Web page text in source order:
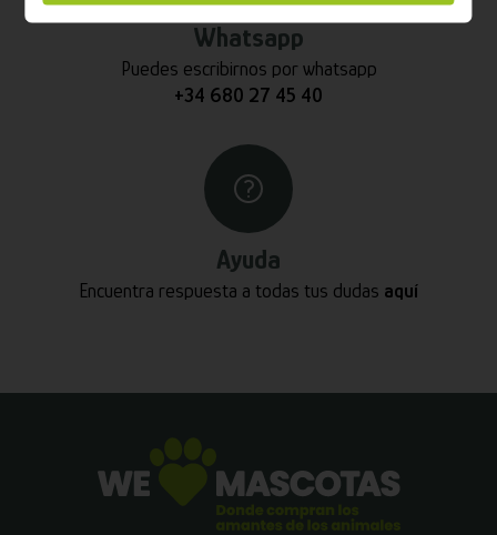
Whatsapp
Puedes escribirnos por whatsapp
+34 680 27 45 40
Ayuda
Encuentra respuesta a todas tus dudas aquí